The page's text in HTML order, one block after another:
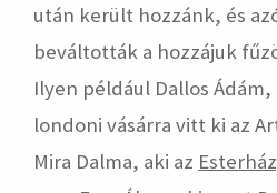
után került hozzánk, és
beváltották a hozzájuk
Ilyen például Dallos
londoni vásárra vitt ki az
Mira Dalma, aki az